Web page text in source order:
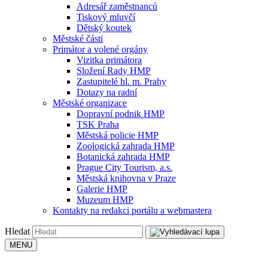
Adresář zaměstnanců
Tiskový mluvčí
Dětský koutek
Městské části
Primátor a volené orgány
Vizitka primátora
Složení Rady HMP
Zastupitelé hl. m. Prahy
Dotazy na radní
Městské organizace
Dopravní podnik HMP
TSK Praha
Městská policie HMP
Zoologická zahrada HMP
Botanická zahrada HMP
Prague City Tourism, a.s.
Městská knihovna v Praze
Galerie HMP
Muzeum HMP
Kontakty na redakci portálu a webmastera
Hledat
MENU